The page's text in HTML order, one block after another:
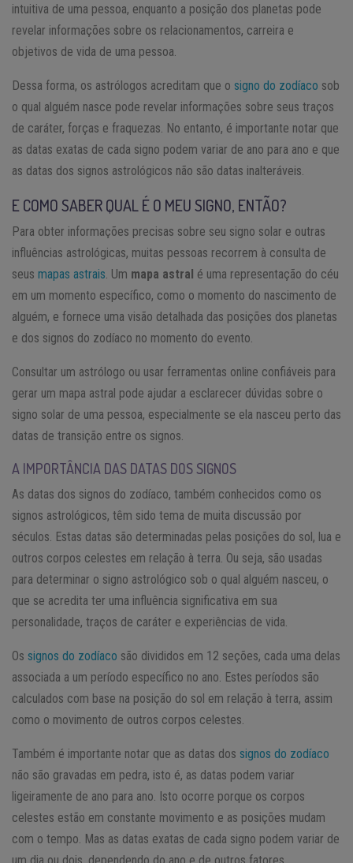
intuitiva de uma pessoa, enquanto a posição dos planetas pode
revelar informações sobre os relacionamentos, carreira e
objetivos de vida de uma pessoa.
Dessa forma, os astrólogos acreditam que o signo do zodíaco sob
o qual alguém nasce pode revelar informações sobre seus traços
de caráter, forças e fraquezas. No entanto, é importante notar que
as datas exatas de cada signo podem variar de ano para ano e que
as datas dos signos astrológicos não são datas inalteráveis.
E COMO SABER QUAL É O MEU SIGNO, ENTÃO?
Para obter informações precisas sobre seu signo solar e outras
influências astrológicas, muitas pessoas recorrem à consulta de
seus mapas astrais. Um mapa astral é uma representação do céu
em um momento específico, como o momento do nascimento de
alguém, e fornece uma visão detalhada das posições dos planetas
e dos signos do zodíaco no momento do evento.
Consultar um astrólogo ou usar ferramentas online confiáveis para
gerar um mapa astral pode ajudar a esclarecer dúvidas sobre o
signo solar de uma pessoa, especialmente se ela nasceu perto das
datas de transição entre os signos.
A IMPORTÂNCIA DAS DATAS DOS SIGNOS
As datas dos signos do zodíaco, também conhecidos como os
signos astrológicos, têm sido tema de muita discussão por
séculos. Estas datas são determinadas pelas posições do sol, lua e
outros corpos celestes em relação à terra. Ou seja, são usadas
para determinar o signo astrológico sob o qual alguém nasceu, o
que se acredita ter uma influência significativa em sua
personalidade, traços de caráter e experiências de vida.
Os signos do zodíaco são divididos em 12 seções, cada uma delas
associada a um período específico no ano. Estes períodos são
calculados com base na posição do sol em relação à terra, assim
como o movimento de outros corpos celestes.
Também é importante notar que as datas dos signos do zodíaco
não são gravadas em pedra, isto é, as datas podem variar
ligeiramente de ano para ano. Isto ocorre porque os corpos
celestes estão em constante movimento e as posições mudam
com o tempo. Mas as datas exatas de cada signo podem variar de